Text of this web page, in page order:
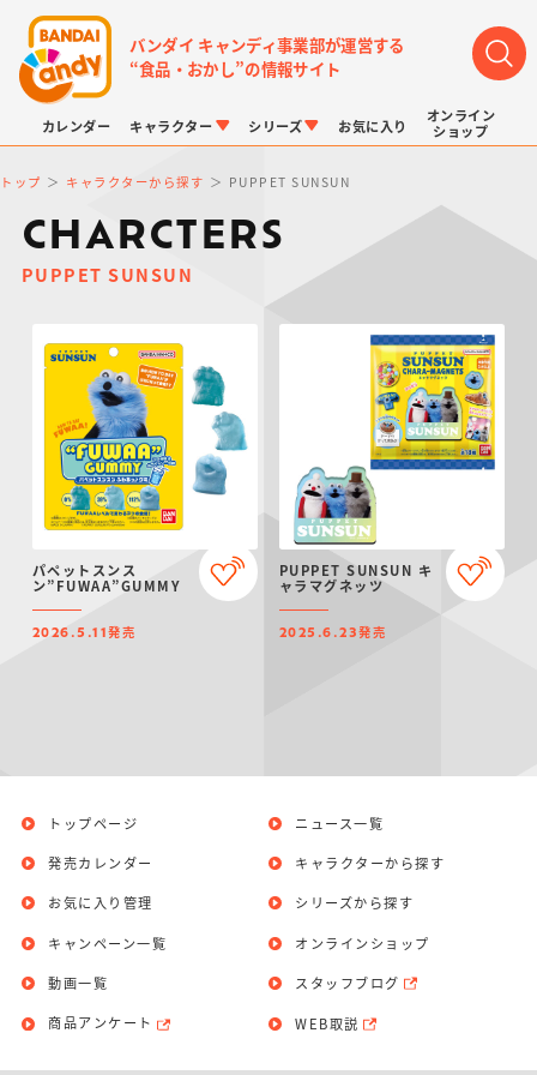
バンダイ キャンディ事業部が運営する
“食品・おかし”の情報サイト
カレンダー キャラクター
仮面ライダーシリー
ズ
ズ
プリキュアシリーズ
ガンダムシリーズ
ドラゴンボール
アンパンマン たまご
シリーズ
チョコサプ
にふぉるめーしょん
＆スクエアシール
ポケモンキッズ
ポケモンスケールワ
ールド
お気に入り
オンライン
ショップ
トップ キャラクターから探す PUPPET SUNSUN
CHARCTERS
PUPPET SUNSUN
パペットスンス
ン”FUWAA”GUMMY
2026.5.11発売
PUPPET SUNSUN キ
ャラマグネッツ
2025.6.23発売
トップページ
発売カレンダー
お気に入り管理
ニュース一覧
キャラクターから探す
シリーズから探す
キャンペーン一覧
動画一覧
商品アンケート
オンラインショップ
スタッフブログ
WEB取説